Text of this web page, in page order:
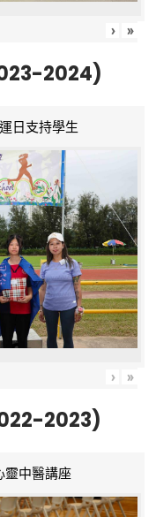
› »
2024)
日支持學生
› »
2023)
靈中醫講座